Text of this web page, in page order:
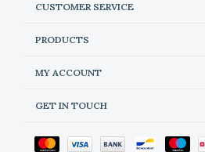
CUSTOMER SERVICE
PRODUCTS
MY ACCOUNT
GET IN TOUCH